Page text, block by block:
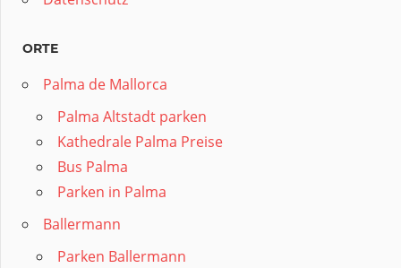
ORTE
Palma de Mallorca
Palma Altstadt parken
Kathedrale Palma Preise
Bus Palma
Parken in Palma
Ballermann
Parken Ballermann